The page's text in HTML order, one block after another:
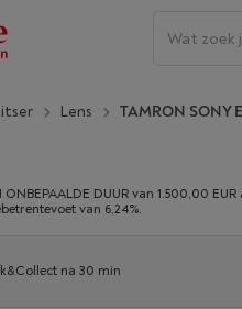
Lens TAMRON SONY
DUUR van 1.500,00
van 6,24%.
na 30 min